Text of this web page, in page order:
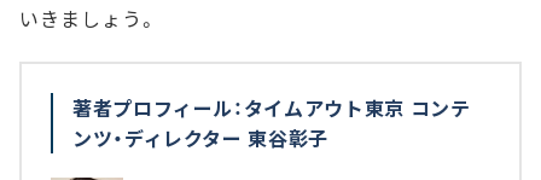
いきましょう。
著者プロフィール：タイムアウト東京 コンテ
ンツ・ディレクター 東谷彰子